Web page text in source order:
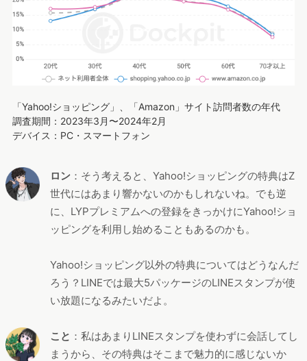
「Yahoo!ショッピング」、「Amazon」サイト訪問者数の年代
調査期間：2023年3月〜2024年2月
デバイス：PC・スマートフォン
ロン ：そう考えると、Yahoo!ショッピングの特典はZ
世代にはあまり響かないのかもしれないね。でも逆
に、LYPプレミアムへの登録をきっかけにYahoo!ショ
ッピングを利用し始めることもあるのかも。
Yahoo!ショッピング以外の特典についてはどうなんだ
ろう？LINEでは最大5パッケージのLINEスタンプが使
い放題になるみたいだよ。
こと ：私はあまりLINEスタンプを使わずに会話してし
まうから、その特典はそこまで魅力的に感じないか